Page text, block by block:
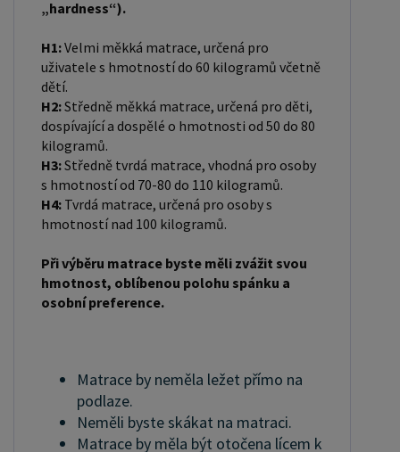
„hardness“).
H1:Velmi měkká matrace, určená pro
uživatele s hmotností do 60 kilogramů včetně
dětí.
H2:Středně měkká matrace, určená pro děti,
dospívající a dospělé o hmotnosti od 50 do 80
kilogramů.
H3:Středně tvrdá matrace, vhodná pro osoby
s hmotností od 70-80 do 110 kilogramů.
H4: Tvrdá matrace, určená pro osoby s
hmotností nad 100 kilogramů.
Při výběru matrace byste měli zvážit svou
hmotnost, oblíbenou polohu spánku a
osobní preference.
Matrace by neměla ležet přímo na
podlaze.
Neměli byste skákat na matraci.
Matrace by měla být otočena lícem k